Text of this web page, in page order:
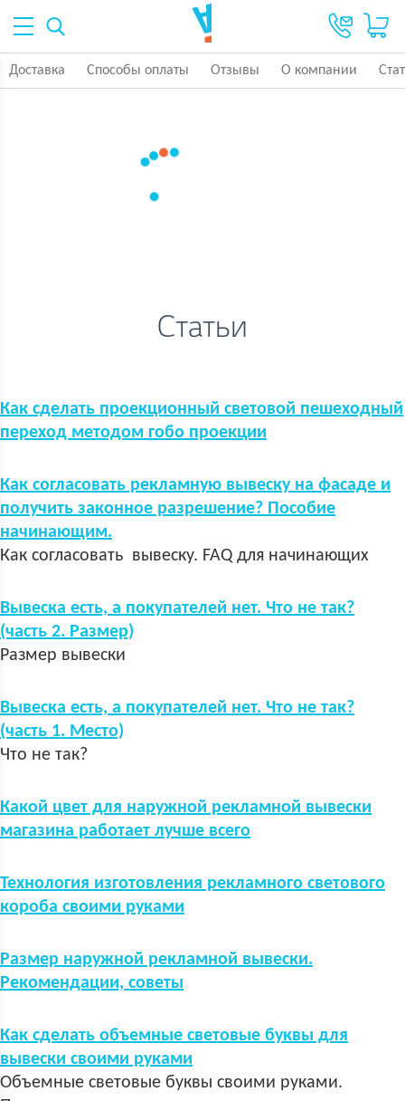
Доставка Способы оплаты Отзывы О компании
Статьи
Как сделать проекционный световой пешеходный
переход методом гобо проекции
Как согласовать рекламную вывеску на фасаде и
получить законное разрешение? Пособие
начинающим.
Как согласовать вывеску. FAQ для начинающих
Вывеска есть, а покупателей нет. Что не так?
(часть 2. Размер)
Размер вывески
Вывеска есть, а покупателей нет. Что не так?
(часть 1. Место)
Что не так?
Какой цвет для наружной рекламной вывески
магазина работает лучше всего
Технология изготовления рекламного светового
короба своими руками
Размер наружной рекламной вывески.
Рекомендации, советы
Как сделать объемные световые буквы для
вывески своими руками
Объемные световые буквы своими руками.